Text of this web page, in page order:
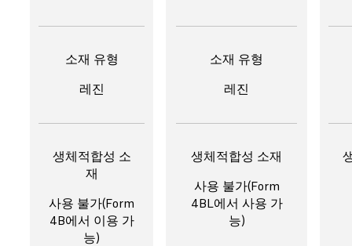
소재 유형
레진
생체적합성 소
재
사용 불가(Form
4B에서 이용 가
능)
소재 유형
레진
생체적합성 소재
사용 불가(Form
4BL에서 사용 가
능)